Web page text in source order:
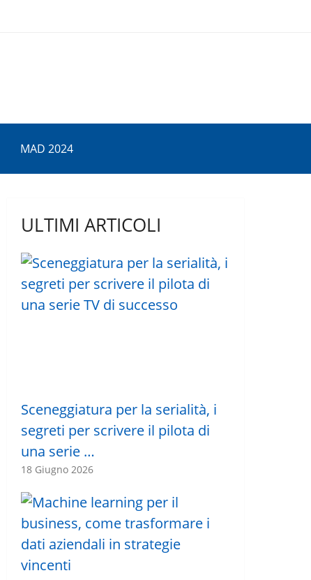
MAD 2024
ULTIMI ARTICOLI
Sceneggiatura per la serialità, i
segreti per scrivere il pilota di
una serie …
18 Giugno 2026